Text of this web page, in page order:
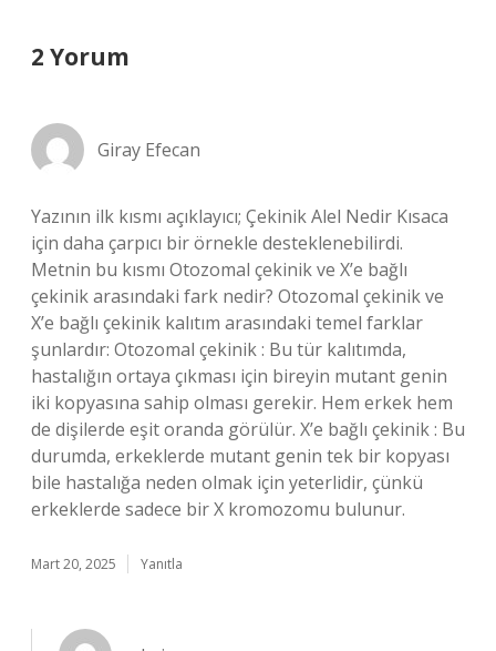
2 Yorum
Giray Efecan
Yazının ilk kısmı açıklayıcı; Çekinik Alel Nedir Kısaca
için daha çarpıcı bir örnekle desteklenebilirdi.
Metnin bu kısmı Otozomal çekinik ve X’e bağlı
çekinik arasındaki fark nedir? Otozomal çekinik ve
X’e bağlı çekinik kalıtım arasındaki temel farklar
şunlardır: Otozomal çekinik : Bu tür kalıtımda,
hastalığın ortaya çıkması için bireyin mutant genin
iki kopyasına sahip olması gerekir. Hem erkek hem
de dişilerde eşit oranda görülür. X’e bağlı çekinik : Bu
durumda, erkeklerde mutant genin tek bir kopyası
bile hastalığa neden olmak için yeterlidir, çünkü
erkeklerde sadece bir X kromozomu bulunur.
Mart 20, 2025 Yanıtla